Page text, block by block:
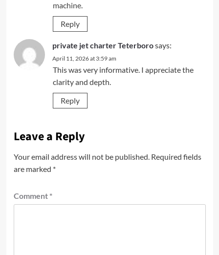
machine.
Reply
private jet charter Teterborosays:
April 11, 2026 at 3:59 am
This was very informative. I appreciate the
clarity and depth.
Reply
Leave a Reply
Your email address will not be published. Required fields
are marked *
Comment *